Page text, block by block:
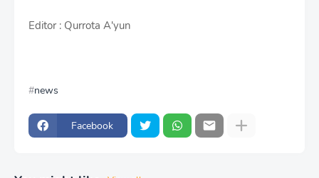
Editor : Qurrota A'yun
news
Facebook